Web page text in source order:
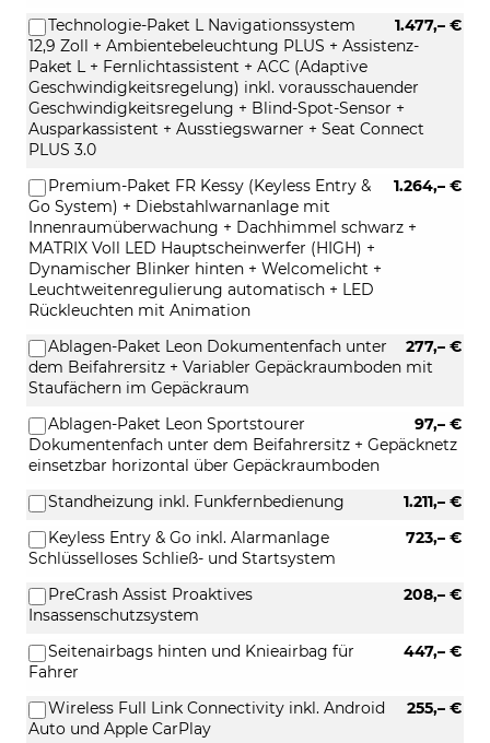
1.477,– €
Technologie-Paket L Navigationssystem
12,9 Zoll + Ambientebeleuchtung PLUS + Assistenz-
Paket L + Fernlichtassistent + ACC (Adaptive
Geschwindigkeitsregelung) inkl. vorausschauender
Geschwindigkeitsregelung + Blind-Spot-Sensor +
Ausparkassistent + Ausstiegswarner + Seat Connect
PLUS 3.0
1.264,– €
Premium-Paket FR Kessy (Keyless Entry &
Go System) + Diebstahlwarnanlage mit
Innenraumüberwachung + Dachhimmel schwarz +
MATRIX Voll LED Hauptscheinwerfer (HIGH) +
Dynamischer Blinker hinten + Welcomelicht +
Leuchtweitenregulierung automatisch + LED
Rückleuchten mit Animation
277,– €
Ablagen-Paket Leon Dokumentenfach unter
dem Beifahrersitz + Variabler Gepäckraumboden mit
Staufächern im Gepäckraum
97,– €
Ablagen-Paket Leon Sportstourer
Dokumentenfach unter dem Beifahrersitz + Gepäcknetz
einsetzbar horizontal über Gepäckraumboden
1.211,– €
Standheizung inkl. Funkfernbedienung
723,– €
Keyless Entry & Go inkl. Alarmanlage
Schlüsselloses Schließ- und Startsystem
208,– €
PreCrash Assist Proaktives
Insassenschutzsystem
447,– €
Seitenairbags hinten und Knieairbag für
Fahrer
255,– €
Wireless Full Link Connectivity inkl. Android
Auto und Apple CarPlay